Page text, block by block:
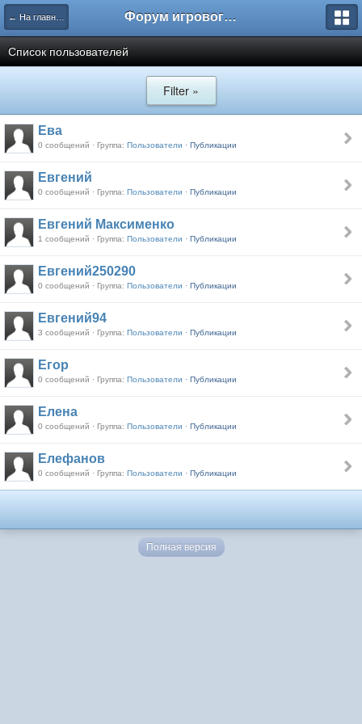
← На главную Форум игрового проекта Riverrise
Список пользователей
Filter »
Ева
0 сообщений · Группа: Пользователи · Публикации
Евгений
0 сообщений · Группа: Пользователи · Публикации
Евгений Максименко
1 сообщений · Группа: Пользователи · Публикации
Евгений250290
0 сообщений · Группа: Пользователи · Публикации
Евгений94
3 сообщений · Группа: Пользователи · Публикации
Егор
0 сообщений · Группа: Пользователи · Публикации
Елена
0 сообщений · Группа: Пользователи · Публикации
Елефанов
0 сообщений · Группа: Пользователи · Публикации
Полная версия